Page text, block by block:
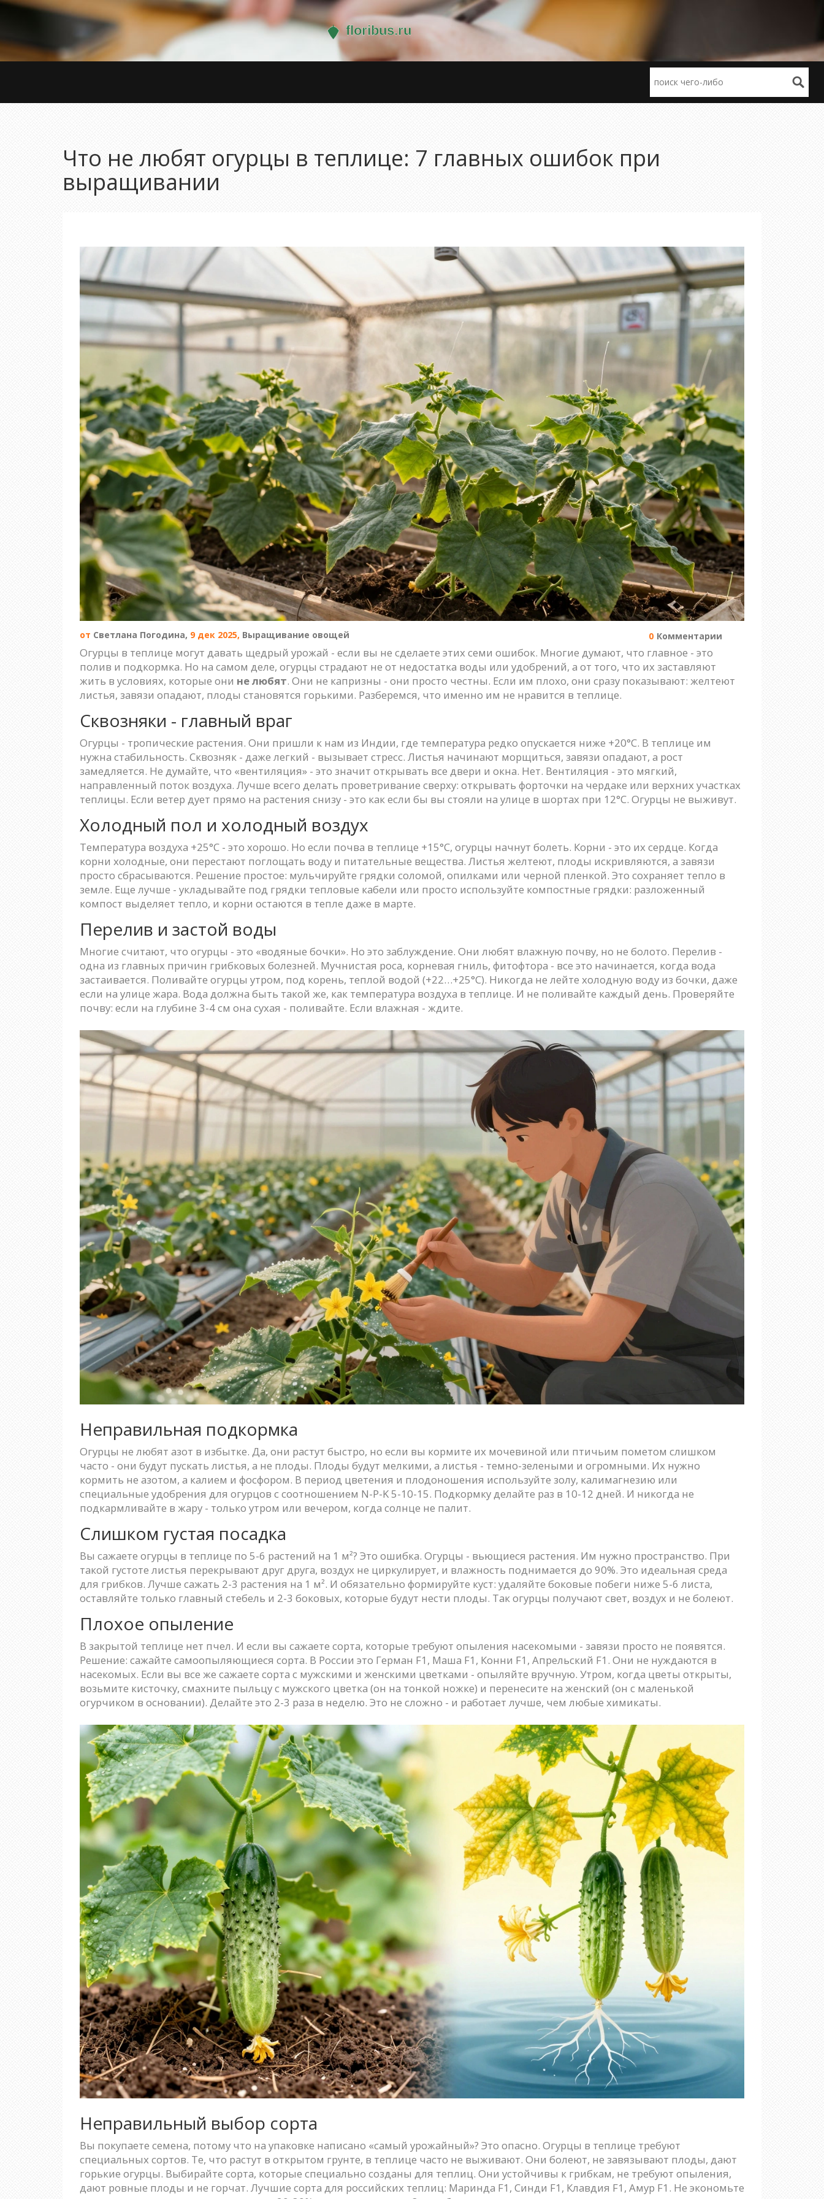
Что не любят огурцы в теплице: 7 главных ошибок при
выращивании
от Светлана Погодина, 9 дек 2025, Выращивание овощей 0 Комментарии
Огурцы в теплице могут давать щедрый урожай - если вы не сделаете этих семи ошибок. Многие думают, что главное - это
полив и подкормка. Но на самом деле, огурцы страдают не от недостатка воды или удобрений, а от того, что их заставляют
жить в условиях, которые они не любят. Они не капризны - они просто честны. Если им плохо, они сразу показывают: желтеют
листья, завязи опадают, плоды становятся горькими. Разберемся, что именно им не нравится в теплице.
Сквозняки - главный враг
Огурцы - тропические растения. Они пришли к нам из Индии, где температура редко опускается ниже +20°C. В теплице им
нужна стабильность. Сквозняк - даже легкий - вызывает стресс. Листья начинают морщиться, завязи опадают, а рост
замедляется. Не думайте, что «вентиляция» - это значит открывать все двери и окна. Нет. Вентиляция - это мягкий,
направленный поток воздуха. Лучше всего делать проветривание сверху: открывать форточки на чердаке или верхних участках
теплицы. Если ветер дует прямо на растения снизу - это как если бы вы стояли на улице в шортах при 12°C. Огурцы не выживут.
Холодный пол и холодный воздух
Температура воздуха +25°C - это хорошо. Но если почва в теплице +15°C, огурцы начнут болеть. Корни - это их сердце. Когда
корни холодные, они перестают поглощать воду и питательные вещества. Листья желтеют, плоды искривляются, а завязи
просто сбрасываются. Решение простое: мульчируйте грядки соломой, опилками или черной пленкой. Это сохраняет тепло в
земле. Еще лучше - укладывайте под грядки тепловые кабели или просто используйте компостные грядки: разложенный
компост выделяет тепло, и корни остаются в тепле даже в марте.
Перелив и застой воды
Многие считают, что огурцы - это «водяные бочки». Но это заблуждение. Они любят влажную почву, но не болото. Перелив -
одна из главных причин грибковых болезней. Мучнистая роса, корневая гниль, фитофтора - все это начинается, когда вода
застаивается. Поливайте огурцы утром, под корень, теплой водой (+22…+25°C). Никогда не лейте холодную воду из бочки, даже
если на улице жара. Вода должна быть такой же, как температура воздуха в теплице. И не поливайте каждый день. Проверяйте
почву: если на глубине 3-4 см она сухая - поливайте. Если влажная - ждите.
Неправильная подкормка
Огурцы не любят азот в избытке. Да, они растут быстро, но если вы кормите их мочевиной или птичьим пометом слишком
часто - они будут пускать листья, а не плоды. Плоды будут мелкими, а листья - темно-зелеными и огромными. Их нужно
кормить не азотом, а калием и фосфором. В период цветения и плодоношения используйте золу, калимагнезию или
специальные удобрения для огурцов с соотношением N-P-K 5-10-15. Подкормку делайте раз в 10-12 дней. И никогда не
подкармливайте в жару - только утром или вечером, когда солнце не палит.
Слишком густая посадка
Вы сажаете огурцы в теплице по 5-6 растений на 1 м²? Это ошибка. Огурцы - вьющиеся растения. Им нужно пространство. При
такой густоте листья перекрывают друг друга, воздух не циркулирует, и влажность поднимается до 90%. Это идеальная среда
для грибков. Лучше сажать 2-3 растения на 1 м². И обязательно формируйте куст: удаляйте боковые побеги ниже 5-6 листа,
оставляйте только главный стебель и 2-3 боковых, которые будут нести плоды. Так огурцы получают свет, воздух и не болеют.
Плохое опыление
В закрытой теплице нет пчел. И если вы сажаете сорта, которые требуют опыления насекомыми - завязи просто не появятся.
Решение: сажайте самоопыляющиеся сорта. В России это Герман F1, Маша F1, Конни F1, Апрельский F1. Они не нуждаются в
насекомых. Если вы все же сажаете сорта с мужскими и женскими цветками - опыляйте вручную. Утром, когда цветы открыты,
возьмите кисточку, смахните пыльцу с мужского цветка (он на тонкой ножке) и перенесите на женский (он с маленькой
огурчиком в основании). Делайте это 2-3 раза в неделю. Это не сложно - и работает лучше, чем любые химикаты.
Неправильный выбор сорта
Вы покупаете семена, потому что на упаковке написано «самый урожайный»? Это опасно. Огурцы в теплице требуют
специальных сортов. Те, что растут в открытом грунте, в теплице часто не выживают. Они болеют, не завязывают плоды, дают
горькие огурцы. Выбирайте сорта, которые специально созданы для теплиц. Они устойчивы к грибкам, не требуют опыления,
дают ровные плоды и не горчат. Лучшие сорта для российских теплиц: Маринда F1, Синди F1, Клавдия F1, Амур F1. Не экономьте